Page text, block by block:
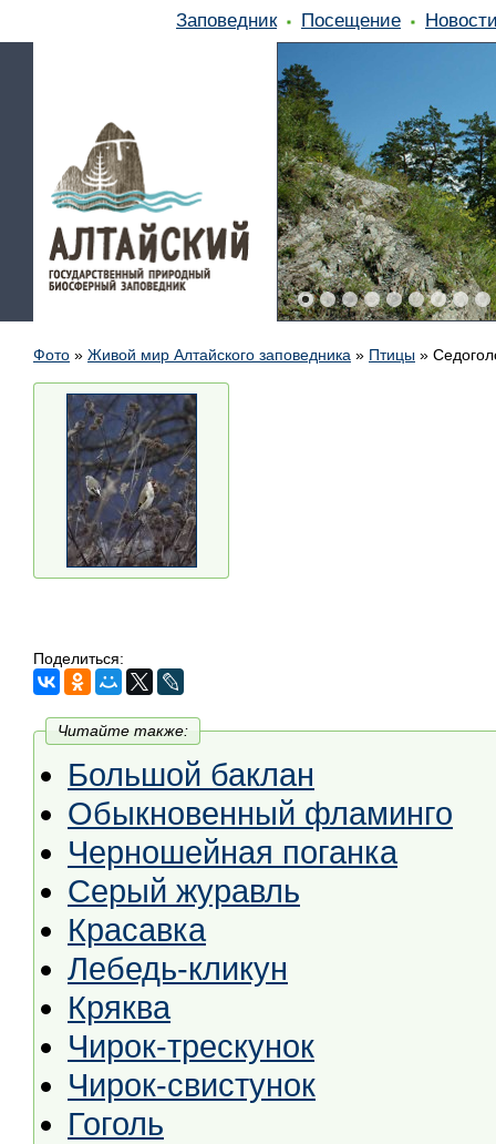
Заповедник Посещение
Фото » Живой мир Алтайского заповедника » Птицы »
Поделиться:
Читайте также:
Большой баклан
Обыкновенный фламинго
Черношейная поганка
Серый журавль
Красавка
Лебедь-кликун
Кряква
Чирок-трескунок
Чирок-свистунок
Гоголь